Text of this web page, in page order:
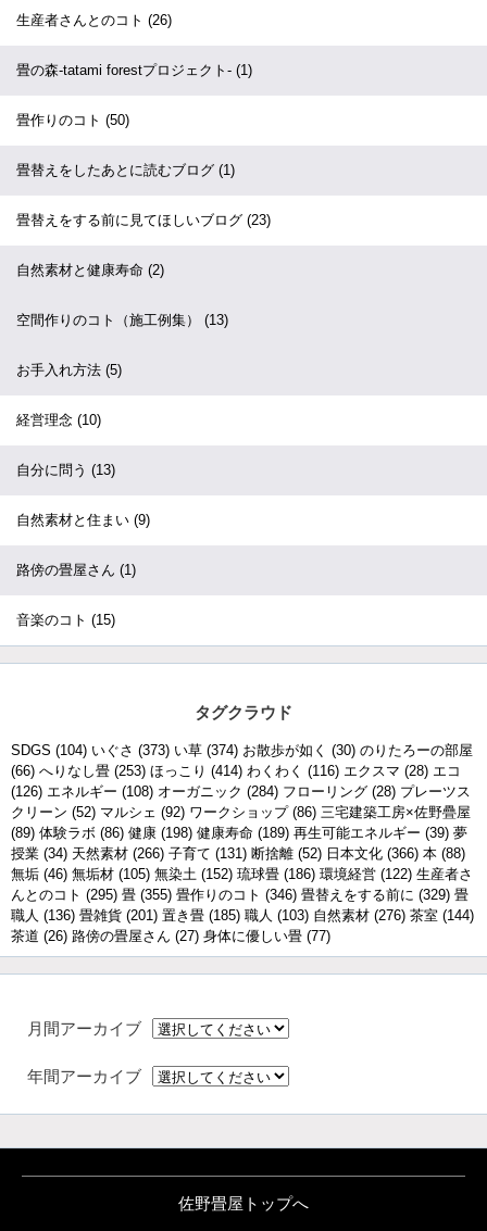
生産者さんとのコト (26)
畳の森-tatami forestプロジェクト- (1)
畳作りのコト (50)
畳替えをしたあとに読むブログ (1)
畳替えをする前に見てほしいブログ (23)
自然素材と健康寿命 (2)
空間作りのコト（施工例集） (13)
お手入れ方法 (5)
経営理念 (10)
自分に問う (13)
自然素材と住まい (9)
路傍の畳屋さん (1)
音楽のコト (15)
タグクラウド
SDGS (104) いぐさ (373) い草 (374) お散歩が如く (30) のりたろーの部屋
(66) へりなし畳 (253) ほっこり (414) わくわく (116) エクスマ (28) エコ
(126) エネルギー (108) オーガニック (284) フローリング (28) プレーツス
クリーン (52) マルシェ (92) ワークショップ(86) 三宅建築工房×佐野疊屋
(89) 体験ラボ (86) 健康 (198) 健康寿命 (189) 再生可能エネルギー (39) 夢
授業 (34) 天然素材 (266) 子育て (131) 断捨離 (52) 日本文化 (366) 本 (88)
無垢 (46) 無垢材 (105) 無染土 (152) 琉球畳 (186) 環境経営 (122) 生産者さ
んとのコト (295) 畳 (355) 畳作りのコト (346) 畳替えをする前に (329) 畳
職人 (136) 畳雑貨 (201) 置き畳 (185) 職人 (103) 自然素材 (276) 茶室 (144)
茶道 (26) 路傍の畳屋さん (27) 身体に優しい畳 (77)
月間アーカイブ
年間アーカイブ
佐野畳屋トップへ